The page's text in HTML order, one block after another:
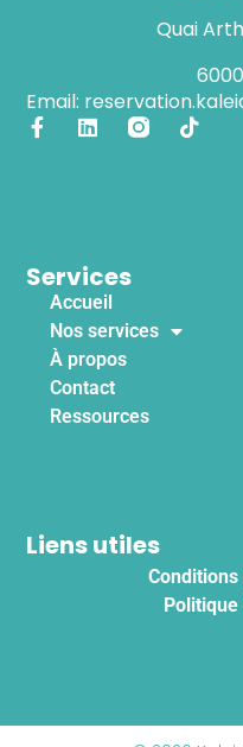
Services
Accueil
Nos services
À propos
Contact
Ressources
Liens utiles
Quai
Email: